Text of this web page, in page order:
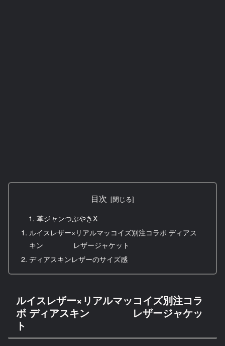
目次
革ジャンつぶやきX
ルイスレザー×リアルマッコイズ別注コラボ ディアス
キン レザージャケット
ディアスキンレザーのサイズ感
ルイスレザー×リアルマッコイズ別注コラ
ボ ディアスキン レザージャケッ
ト